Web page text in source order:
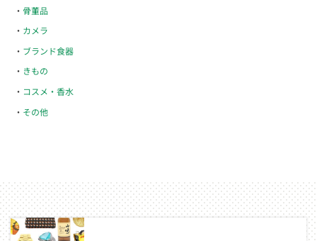
骨董品
カメラ
ブランド食器
きもの
コスメ・香水
その他